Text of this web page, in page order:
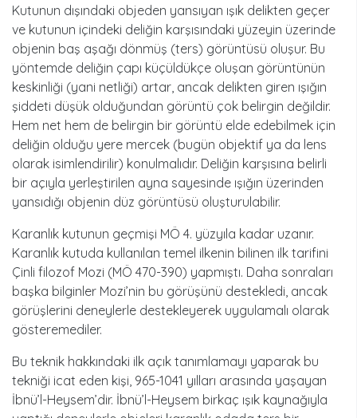
Kutunun dışındaki objeden yansıyan ışık delikten geçer
ve kutunun içindeki deliğin karşısındaki yüzeyin üzerinde
objenin baş aşağı dönmüş (ters) görüntüsü oluşur. Bu
yöntemde deliğin çapı küçüldükçe oluşan görüntünün
keskinliği (yani netliği) artar, ancak delikten giren ışığın
şiddeti düşük olduğundan görüntü çok belirgin değildir.
Hem net hem de belirgin bir görüntü elde edebilmek için
deliğin olduğu yere mercek (bugün objektif ya da lens
olarak isimlendirilir) konulmalıdır. Deliğin karşısına belirli
bir açıyla yerleştirilen ayna sayesinde ışığın üzerinden
yansıdığı objenin düz görüntüsü oluşturulabilir.
Karanlık kutunun geçmişi MÖ 4. yüzyıla kadar uzanır.
Karanlık kutuda kullanılan temel ilkenin bilinen ilk tarifini
Çinli filozof Mozi (MÖ 470-390) yapmıştı. Daha sonraları
başka bilginler Mozi’nin bu görüşünü destekledi, ancak
görüşlerini deneylerle destekleyerek uygulamalı olarak
gösteremediler.
Bu teknik hakkındaki ilk açık tanımlamayı yaparak bu
tekniği icat eden kişi, 965-1041 yılları arasında yaşayan
İbnü’l-Heysem’dir. İbnü’l-Heysem birkaç ışık kaynağıyla